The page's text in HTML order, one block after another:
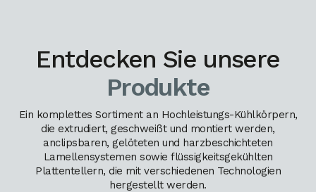
Entdecken Sie unsere
Produkte
Ein komplettes Sortiment an Hochleistungs-Kühlkörpern,
die extrudiert, geschweißt und montiert werden,
anclipsbaren, gelöteten und harzbeschichteten
Lamellensystemen sowie flüssigkeitsgekühlten
Plattentellern, die mit verschiedenen Technologien
hergestellt werden.